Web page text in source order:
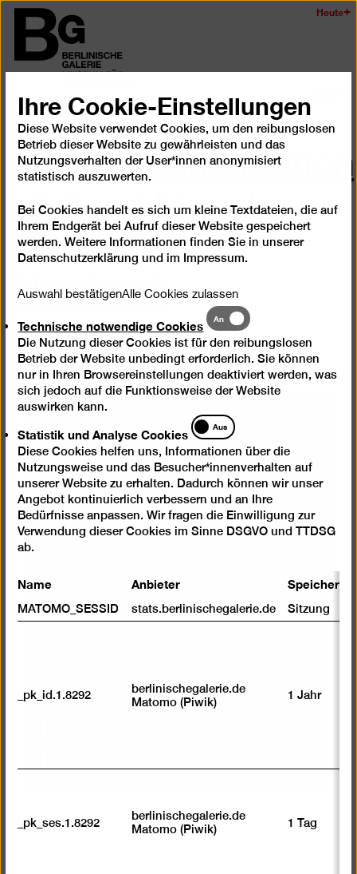
Zum
Seiteninhalt
springen
Berlinischen
Galerie
Heute
auf-
und
Videodokumentation
„Edvard Munch.
Zauber des
Nordens“
Produktion: art/beats
Wir benötigen Ihre
Zustimmung, um Videos von
Vimeo zu laden
Wir verwenden einen Service von Vimeo, um
Videos einzubetten. Wenn Sie den Inhalt mit
übermittelt werden können. Sie können Ihre
Ihre Cookie-Einstellungen
Diese Website verwendet Cookies, um den reibungslosen
Betrieb dieser Website zu gewährleisten und das
Nutzungsverhalten der User*innen anonymisiert
statistisch auszuwerten.
Bei Cookies handelt es sich um kleine Textdateien, die auf
Ihrem Endgerät bei Aufruf dieser Website gespeichert
werden. Weitere Informationen finden Sie in unserer
Datenschutzerklärung und im Impressum.
Auswahl bestätigenAlle Cookies zulassen
Technische notwendige Cookies
Technische
notwendige
Cookies
An
Die Nutzung dieser Cookies ist für den reibungslosen
Betrieb der Website unbedingt erforderlich. Sie können
nur in Ihren Browsereinstellungen deaktiviert werden, was
sich jedoch auf die Funktionsweise der Website
auswirken kann.
Statistik und Analyse Cookies
Statistik
und
Analyse
Cookies
Aus
Diese Cookies helfen uns, Informationen über die
Nutzungsweise und das Besucher*innenverhalten auf
unserer Website zu erhalten. Dadurch können wir unser
Angebot kontinuierlich verbessern und an Ihre
Bedürfnisse anpassen. Wir fragen die Einwilligung zur
Verwendung dieser Cookies im Sinne DSGVO und TTDSG
ab.
Name Anbieter
MATOMO_SESSID stats.berlinischegalerie.de Sitzung
_pk_id.1.8292
berlinischegalerie.de
Matomo (Piwik)
1 Jahr
_pk_ses.1.8292
berlinischegalerie.de
Matomo (Piwik)
1 Tag